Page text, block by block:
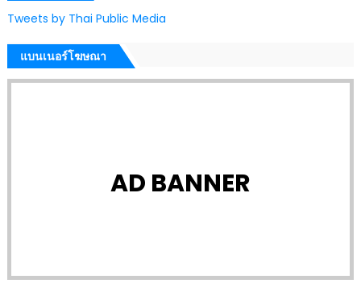
Tweets by Thai Public Media
แบนเนอร์โฆษณา
AD BANNER